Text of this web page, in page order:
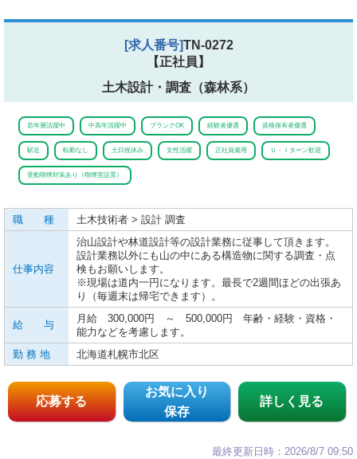
[求人番号]TN-0272
【正社員】
土木設計・調査（森林系）
若年層活躍中 中高年活躍中 ブランクOK 経験者優遇 資格保有者優遇
駅近 転勤なし 土日祝休み 女性活躍 正社員雇用 Ｕ・Ｉターン歓迎
受動喫煙対策あり（喫煙室設置）
職 種 土木技術者 > 設計 調査
仕事内容
治山設計や林道設計等の設計業務に従事して頂きます。
設計業務以外にも山の中にある構造物に関する調査・点
検もお願いします。
※現場は道内一円になります。最長で2週間ほどの出張あ
り（毎週末は帰宅できます）。
給 与
月給 300,000円 ～ 500,000円 年齢・経験・資格・
能力などを考慮します。
勤 務 地
北海道札幌市北区
応募する
お気に入り
保存
詳しく見る
最終更新日時：2026/8/7 09:50